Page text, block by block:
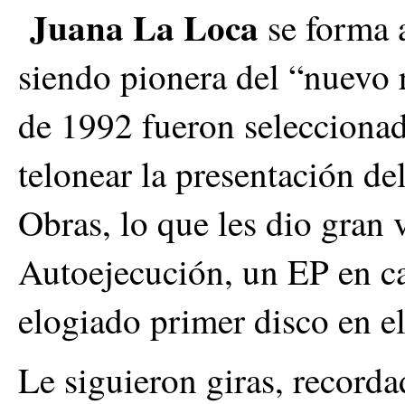
Juana La Loca se forma
siendo pionera del
de 1992 fueron
telonear la presentación
Obras, lo que les dio
Autoejecución, un EP en
elogiado primer disco en
Le siguieron giras,